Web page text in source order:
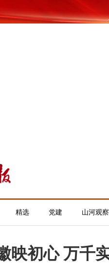
精选 党建 山河观察
映初心 万千